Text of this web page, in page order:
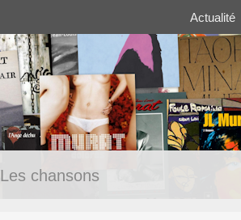
Les chansons
Actualité